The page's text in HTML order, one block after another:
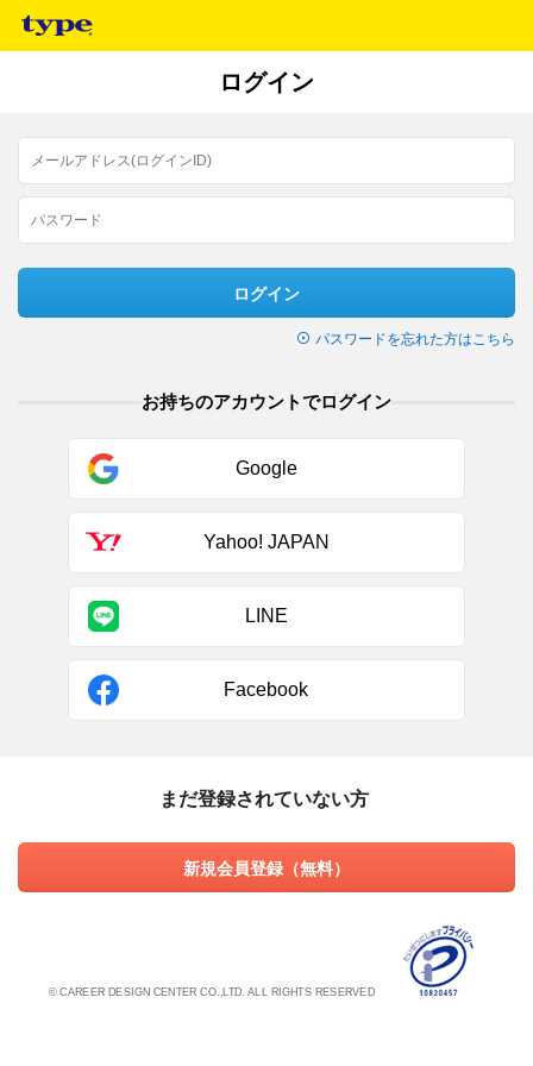
ログイン
ログイン
パスワードを忘れた方はこちら
お持ちのアカウントでログイン
Google
Yahoo! JAPAN
LINE
Facebook
まだ登録されていない方
新規会員登録（無料）
© CAREER DESIGN CENTER CO.,LTD. ALL RIGHTS RESERVED